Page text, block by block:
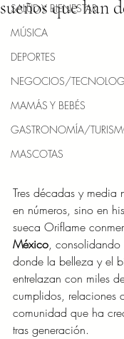
SALUD Y BIENESTAR
MÚSICA
DEPORTES
NEGOCIOS/
MAMÁS Y BEBÉS
GASTRONOMÍA/
MASCOTAS
sueños que han
Tres décadas y media
en números, sino en
sueca Oriflame
México, consolidando
donde la belleza y el
entrelazan con miles
cumplidos, relaciones
comunidad que ha
tras generación.